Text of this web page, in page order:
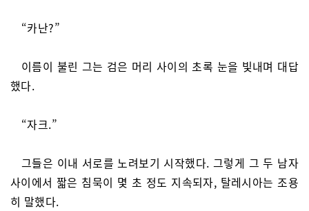
“카난?”
이름이 불린 그는 검은 머리 사이의 초록 눈을 빛내며 대답
했다.
“자크.”
그들은 이내 서로를 노려보기 시작했다. 그렇게 그 두 남자
사이에서 짧은 침묵이 몇 초 정도 지속되자, 탈레시아는 조용
히 말했다.